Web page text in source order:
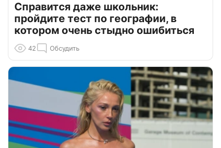
Справится даже школьник:
пройдите тест по географии, в
котором очень стыдно ошибиться
42 Обсудить